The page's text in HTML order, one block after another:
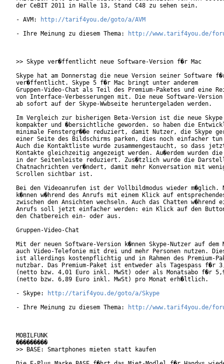
der CeBIT 2011 in Halle 13, Stand C48 zu
- AVM:
http://tarif4you.de/goto/a/AVM
- Ihre Meinung zu diesem Thema:
http://www.tarif4you.de/
>> Skype ver�ffentlicht neue Software-Version f�r Mac
Skype hat am Donnerstag die neue Version seiner Software
ver�ffentlicht. Skype 5 f�r Mac bringt unter anderem
Gruppen-Video-Chat als Teil des Premium-Paketes und eine
von Interface-Verbesserungen mit. Die neue Software-Version
ab sofort auf der Skype-Wwbseite heruntergeladen werden.
Im Vergleich zur bisherigen Beta-Version ist die neue Skype
kompakter und �bersichtliche geworden. so haben die
minimale Fenstergr��e reduziert, damit Nutzer, die Skype
einer Seite des Bildschirms parken, dies noch einfacher tun
Auch die Kontaktliste wurde zusammengestaucht, so dass
Kontakte gleichzeitig angezeigt werden. Au�erdem wurden die
in der Seitenleiste reduziert. Zus�tzlich wurde die
Chatnachrichten ver�ndert, damit mehr Konversation mit
Scrollen sichtbar ist.
Bei den Videoanrufen ist der Vollbildmodus wieder m�glich.
k�nnen w�hrend des Anrufs mit einem Klick auf
zwischen den Ansichten wechseln. Auch das Chatten w�hrend
Anrufs soll jetzt einfacher werden: ein Klick auf den
den Chatbereich ein- oder aus.
Gruppen-Video-Chat
Mit der neuen Software-Version k�nnen Skype-Nutzer auf dem
auch Video-Telefonie mit drei und mehr Personen nutzen.
ist allerdings kostenpflichtig und in Rahmen des Premium-
nutzbar. Das Premium-Paket ist entweder als Tagespass f�r
(netto bzw. 4,01 Euro inkl. MwSt) oder als Monatsabo f�r
(netto bzw. 6,89 Euro inkl. MwSt) pro Monat
- Skype:
http://tarif4you.de/goto/a/Skype
- Ihre Meinung zu diesem Thema:
http://www.tarif4you.de/
MOBILFUNK
���������
>> BASE: Smartphones mieten statt kaufen